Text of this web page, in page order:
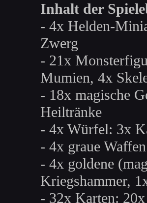
Inhalt der
- 4x Helden-
Zwerg
- 21x
Mumien, 4x
- 18x magische
Heiltränke
- 4x Würfel: 3x
- 4x graue
- 4x goldene
Kriegshammer,
- 32x Karten: